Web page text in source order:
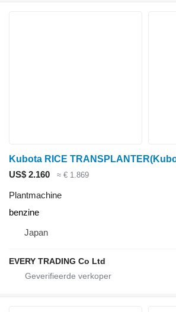
Kubota RICE
US$ 2.160
≈ € 1.869
Plantmachine
benzine
Japan
EVERY TRADING Co Ltd